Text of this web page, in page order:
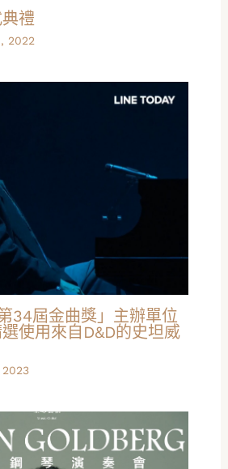
禮
2022
34屆金曲獎」主辦單位
使用來自D&D的史坦威
2023